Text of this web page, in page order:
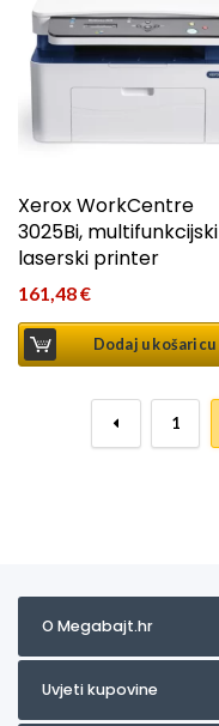
Xerox WorkCentre
3025Bi, multifunkcijski
laserski printer
161,48€
Dodaj u košaricu
← 1
O Megabajt.hr
Uvjeti kupovine